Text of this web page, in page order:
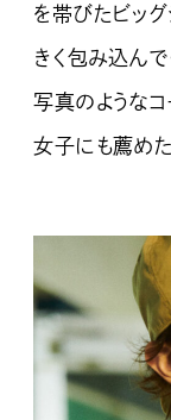
を帯びたビッグ
きく包み込ん
写真のようなコ
女子にも薦めた